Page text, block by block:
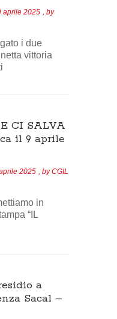
aprile 2025 , by
i due
vittoria
CI SALVA
il 9 aprile
2025 , byCGIL
in
“IL
a
Sacal –